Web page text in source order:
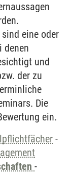
eine oder
denen
und
der zu
Die
ein.
-
-